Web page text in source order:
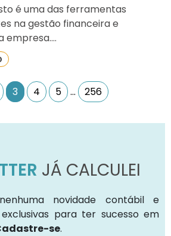
é uma das ferramentas
na gestão financeira e
empresa....
3 4 5 … 256
JÁ CALCULEI
novidade contábil e
para ter sucesso em
se.